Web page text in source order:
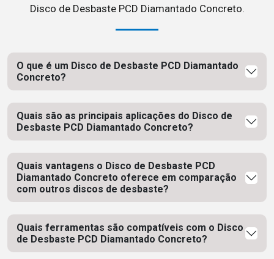
Disco de Desbaste PCD Diamantado Concreto.
O que é um Disco de Desbaste PCD Diamantado
Concreto?
Quais são as principais aplicações do Disco de
Desbaste PCD Diamantado Concreto?
Quais vantagens o Disco de Desbaste PCD
Diamantado Concreto oferece em comparação
com outros discos de desbaste?
Quais ferramentas são compatíveis com o Disco
de Desbaste PCD Diamantado Concreto?